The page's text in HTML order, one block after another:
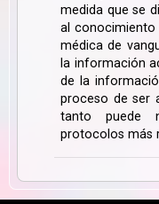
medida que se
al
médica de
la información
de la
proceso de ser
tanto puede
protocolos más